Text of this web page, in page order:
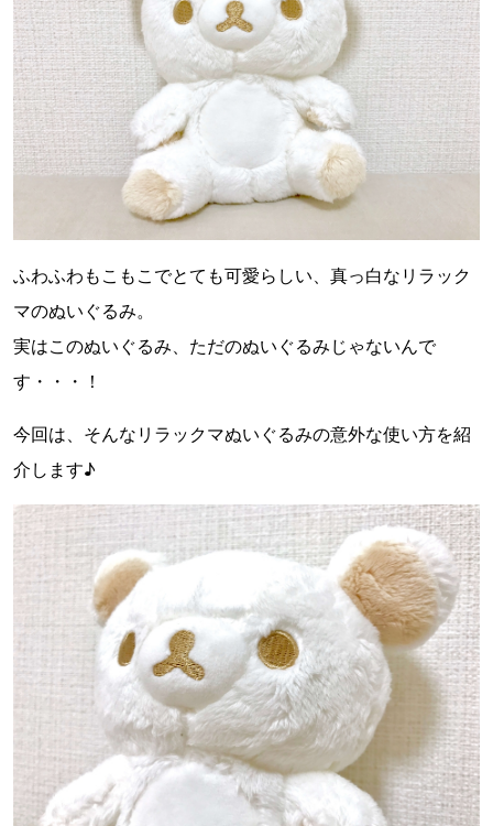
ふわふわもこもこでとても可愛らしい、真っ白なリラック
マのぬいぐるみ。
実はこのぬいぐるみ、ただのぬいぐるみじゃないんで
す・・・！
今回は、そんなリラックマぬいぐるみの意外な使い方を紹
介します♪